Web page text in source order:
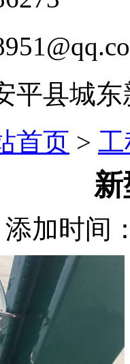
平县城
首页 >
添加时间